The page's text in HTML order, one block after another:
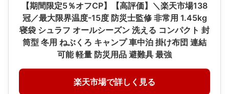
【期間限定5％オフCP】【高評価】＼楽天市場138
冠／最大限界温度-15度 防災士監修 非常用 1.45kg
寝袋 シュラフ オールシーズン 洗える コンパクト 封
筒型 冬用 ねぶくろ キャンプ 車中泊 掛け布団 連結
可能 軽量 防災用品 避難具 最強
楽天市場で詳しく見る